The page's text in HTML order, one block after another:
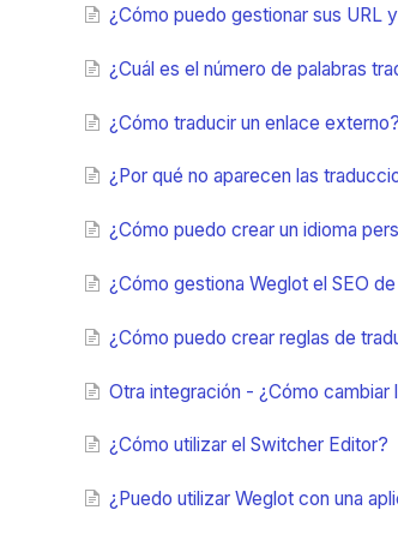
¿Cómo puedo gestionar sus URL
¿Cuál es el número de palabras
¿Cómo traducir un enlace externo?
¿Por qué no aparecen las
¿Cómo puedo crear un idioma
¿Cómo gestiona Weglot el SEO
¿Cómo puedo crear reglas de
Otra integración - ¿Cómo
¿Cómo utilizar el Switcher Editor?
¿Puedo utilizar Weglot con una